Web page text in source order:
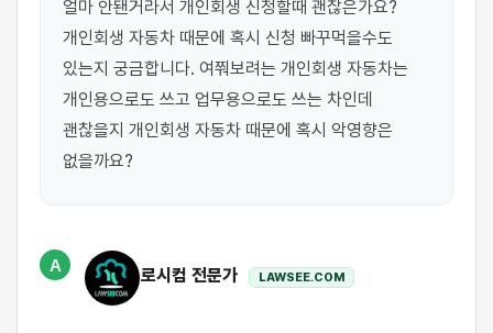
얼마 안됀거라서 개인회생 신청할때 괜찮은가요?
개인회생 자동차 때문에 혹시 신청 빠꾸먹을수도
있는지 궁금합니다. 여쭤보려는 개인회생 자동차는
개인용으로도 쓰고 업무용으로도 쓰는 차인데
괜찮을지 개인회생 자동차 때문에 혹시 악영향은
없을까요?
A
로시컴 전문가 LAWSEE.COM